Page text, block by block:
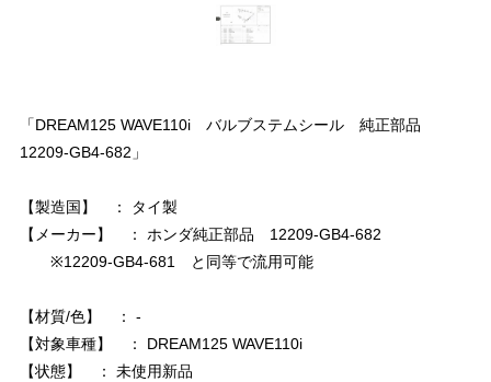
「DREAM125 WAVE110i バルブステムシール 純正部品
12209-GB4-682」
【製造国】 ： タイ製
【メーカー】 ： ホンダ純正部品 12209-GB4-682
※12209-GB4-681 と同等で流用可能
【材質/色】 ： -
【対象車種】 ： DREAM125 WAVE110i
【状態】 ： 未使用新品